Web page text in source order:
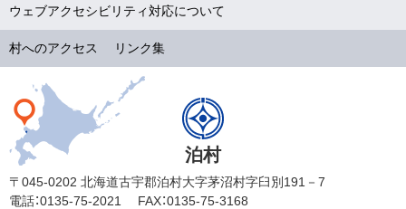
ウェブアクセシビリティ対応について
村へのアクセス リンク集
泊村
〒045-0202 北海道古宇郡泊村大字茅沼村字臼別191－7
電話：0135-75-2021
FAX：0135-75-3168